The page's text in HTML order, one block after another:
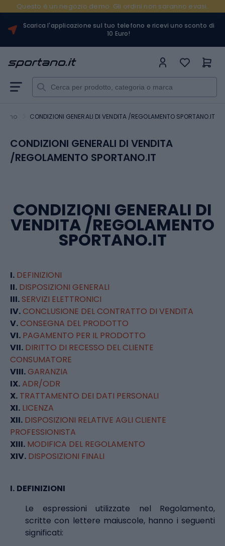
Questo è un negozio demo. Gli ordini non saranno evasi.
Scarica l'applicazione sul tuo telefono e ricevi uno sconto di
10 Euro!
CONDIZIONI GENERALI DI VENDITA /REGOLAMENTO SPORTANO.IT
CONDIZIONI GENERALI DI VENDITA
/REGOLAMENTO SPORTANO.IT
CONDIZIONI GENERALI DI
VENDITA /REGOLAMENTO
SPORTANO.IT
I. DEFINIZIONI
II. DISPOSIZIONI GENERALI
III. SERVIZI ELETTRONICI
IV.CONCLUSIONE DEL CONTRATTO DI VENDITA
V.CONSEGNA DEL PRODOTTO
VI. PAGAMENTO PER IL PRODOTTO
VII. DIRITTO DI RECESSO DEL CLIENTE
CONSUMATORE
VIII.GARANZIA
IX.ADR/ODR
X. TRATTAMENTO DEI DATI PERSONALI
XI. LICENZA
XII. DISPOSIZIONI RELATIVE AGLI CLIENTE
PROFESSIONISTA
XIII. MODIFICA DEL REGOLAMENTO
XIV. DISPOSIZIONI FINALI
I. DEFINIZIONI
Le espressioni utilizzate nel Regolamento,
scritte con lettere maiuscole, hanno i seguenti
significati: